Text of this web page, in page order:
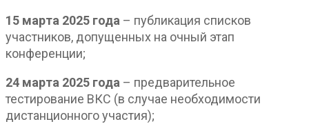
15 марта 2025 года – публикация списков
участников, допущенных на очный этап
конференции;
24 марта 2025 года – предварительное
тестирование ВКС (в случае необходимости
дистанционного участия);